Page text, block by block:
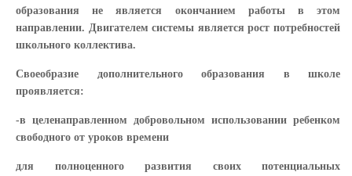
образования не является окончанием работы в этом
направлении. Двигателем системы является рост потребностей
школьного коллектива.
Своеобразие дополнительного образования в школе
проявляется:
-в целенаправленном добровольном использовании ребенком
свободного от уроков времени
для полноценного развития своих потенциальных